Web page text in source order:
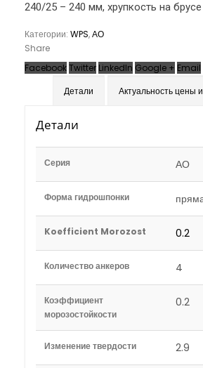
240/25 – 240 мм, хрупкость на
Категории: WPS,АО
Share
FacebookTwitter LinkedIn Google + Email
Детали
Актуальность цены
Детали
Серия АО
Форма гидрошпонки
Koefficient Morozost 0.2
Количество анкеров 4
Коэффициент
морозостойкости
0.2
Изменение твердости 2.9